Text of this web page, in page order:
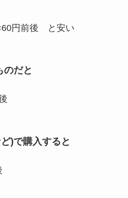
円前後 と安い
のだと
)で購入すると